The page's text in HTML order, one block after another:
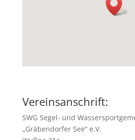
Vereinsanschrift:
SWG Segel- und
„Gräbendorfer See“ e.V.